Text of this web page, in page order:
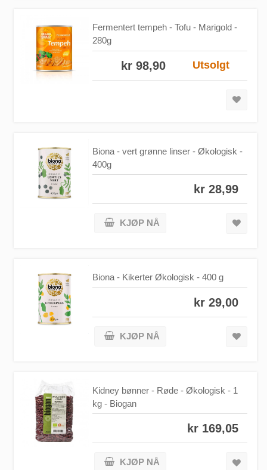
Fermentert tempeh - Tofu - Marigold -
280g
Utsolgt
kr 98,90
Biona - vert grønne linser - Økologisk -
400g
kr 28,99
KJØP NÅ
Biona - Kikerter Økologisk - 400 g
kr 29,00
KJØP NÅ
Kidney bønner - Røde - Økologisk - 1
kg - Biogan
kr 169,05
KJØP NÅ